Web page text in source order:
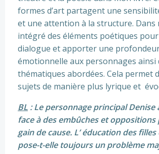
formes d’art partagent une
et une attention à la structure. Dans
intégré des éléments poétiques
dialogue et apporter une
émotionnelle aux personnages ainsi
thématiques abordées. Cela permet
sujets de manière plus lyrique et
BL : Le personnage principal Denise
face à des embûches et
gain de cause. L’ éducation des filles
pose-t-elle toujours un problème